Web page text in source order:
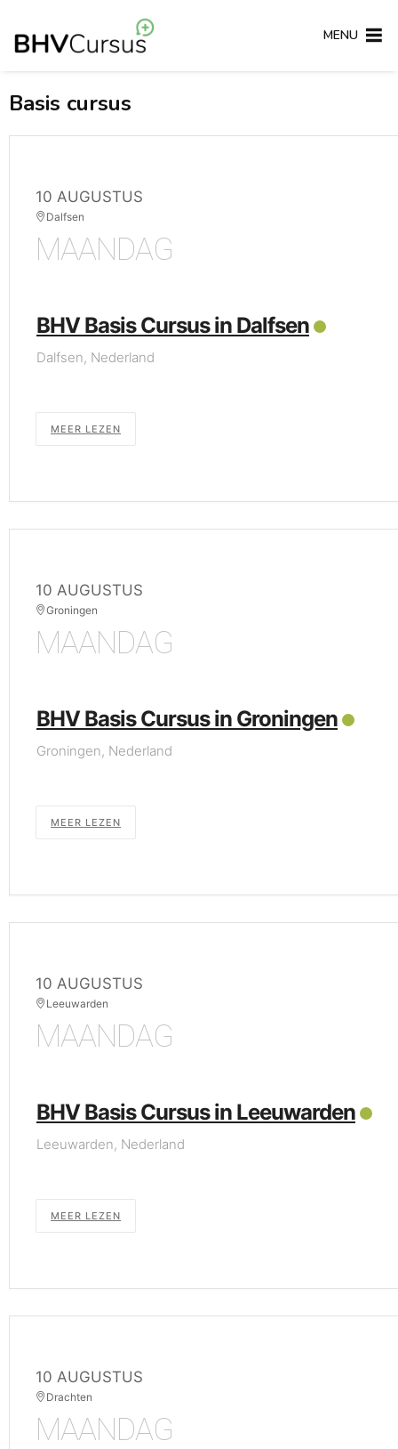
MENU
Basis cursus
10 AUGUSTUS
Dalfsen
MAANDAG
BHV Basis Cursus in Dalfsen
Dalfsen, Nederland
MEER LEZEN
10 AUGUSTUS
Groningen
MAANDAG
BHV Basis Cursus in Groningen
Groningen, Nederland
MEER LEZEN
10 AUGUSTUS
Leeuwarden
MAANDAG
BHV Basis Cursus in Leeuwarden
Leeuwarden, Nederland
MEER LEZEN
10 AUGUSTUS
Drachten
MAANDAG